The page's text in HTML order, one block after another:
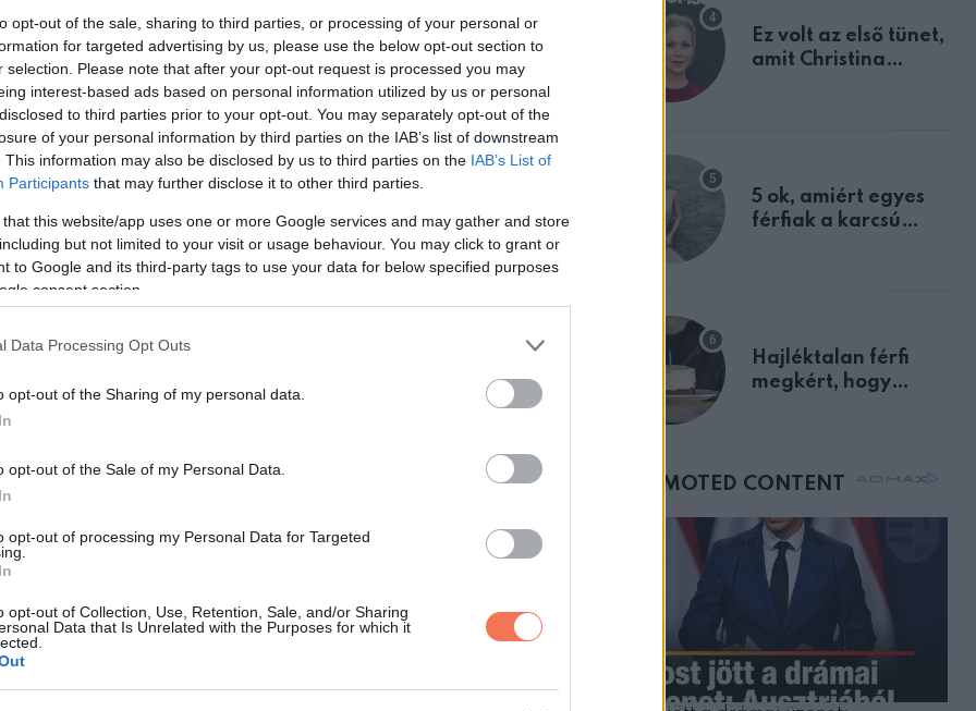
opt-out of the sale, sharing to third parties, or processing of your personal or
for targeted advertising by us, please use the below opt-out section to
selection. Please note that after your opt-out request is processed you may
interest-based ads based on personal information utilized by us or personal
to third parties prior to your opt-out. You may separately opt-out of the
of your personal information by third parties on the IAB’s list of downstream
This information may also be disclosed by us to third parties on the IAB’s List of
Participants that may further disclose it to other third parties.
that this website/app uses one or more Google services and may gather and store
but not limited to your visit or usage behaviour. You may click to grant or
to Google and its third-party tags to use your data for below specified purposes
consent section.
Data Processing Opt Outs
opt-out of the Sharing of my personal data.
opt-out of the Sale of my Personal Data.
opt-out of processing my Personal Data for Targeted
opt-out of Collection, Use, Retention, Sale, and/or Sharing
Data that Is Unrelated with the Purposes for which it
a főnököm meghívott egy egyhetes
az előléptetésre. Csomagolj be egy
és a horgász ládámat,
sem.”
mindent összekészített, amit kért.
A feleség rögtön kérdezni kezdte a kiruccanásról, hogy milyen
Ez volt az első tünet,
amit Christina
5 ok, amiért egyes
férfiak a karcsú
Hajléktalan férfi
megkért, hogy
mellettem ült az első